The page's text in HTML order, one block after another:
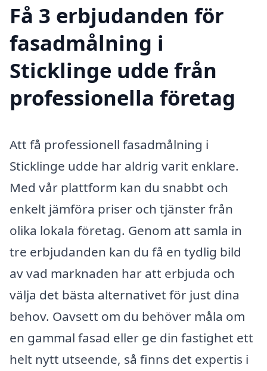
Få 3 erbjudanden för
fasadmålning i
Sticklinge udde från
professionella företag
Att få professionell fasadmålning i
Sticklinge udde har aldrig varit enklare.
Med vår plattform kan du snabbt och
enkelt jämföra priser och tjänster från
olika lokala företag. Genom att samla in
tre erbjudanden kan du få en tydlig bild
av vad marknaden har att erbjuda och
välja det bästa alternativet för just dina
behov. Oavsett om du behöver måla om
en gammal fasad eller ge din fastighet ett
helt nytt utseende, så finns det expertis i